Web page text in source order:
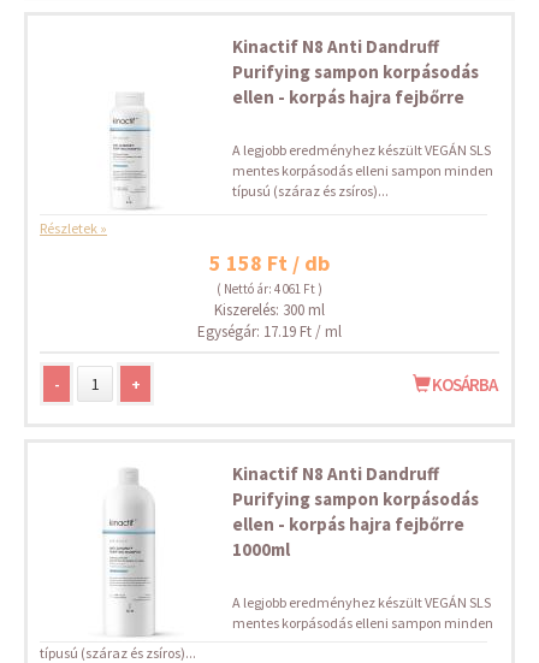
Kinactif N8 Anti Dandruff
Purifying sampon korpásodás
ellen - korpás hajra fejbőrre
A legjobb eredményhez készült VEGÁN SLS
mentes korpásodás elleni sampon minden
típusú (száraz és zsíros)...
Részletek »
5 158 Ft / db
( Nettó ár: 4 061 Ft )
Kiszerelés: 300 ml
Egységár: 17.19 Ft / ml
- + KOSÁRBA
Kinactif N8 Anti Dandruff
Purifying sampon korpásodás
ellen - korpás hajra fejbőrre
1000ml
A legjobb eredményhez készült VEGÁN SLS
mentes korpásodás elleni sampon minden
típusú (száraz és zsíros)...